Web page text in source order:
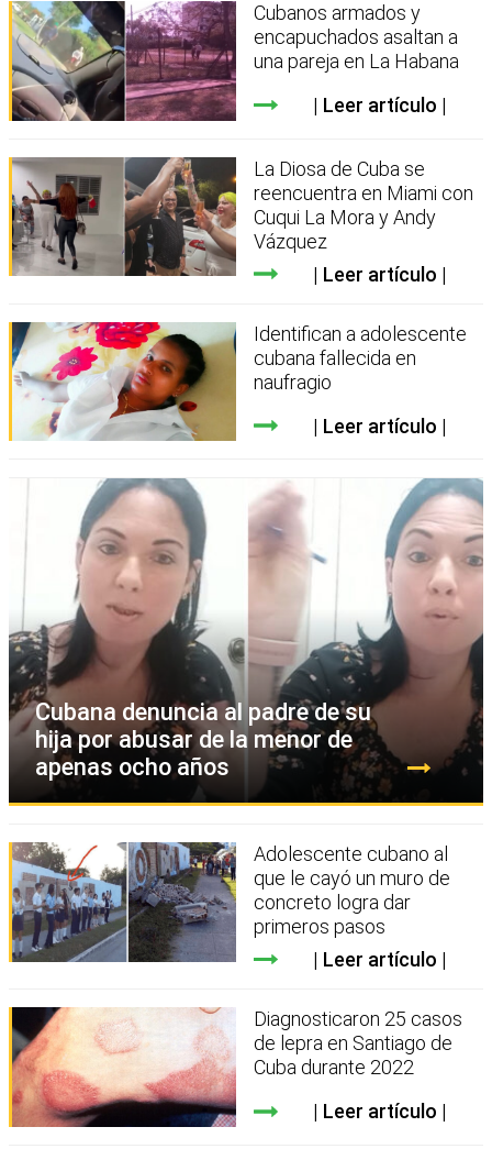
Cubanos armados y
encapuchados asaltan a
una pareja en La Habana
Leer artículo
La Diosa de Cuba se
reencuentra en Miami con
Cuqui La Mora y Andy
Vázquez
Leer artículo
Identifican a adolescente
cubana fallecida en
naufragio
Leer artículo
Cubana denuncia al padre de su
hija por abusar de la menor de
apenas ocho años
Adolescente cubano al
que le cayó un muro de
concreto logra dar
primeros pasos
Leer artículo
Diagnosticaron 25 casos
de lepra en Santiago de
Cuba durante 2022
Leer artículo